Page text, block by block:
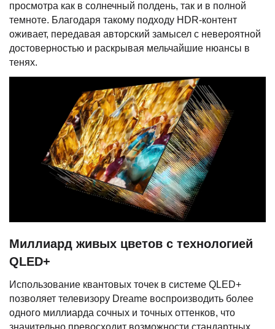
просмотра как в солнечный полдень, так и в полной
темноте. Благодаря такому подходу HDR-контент
оживает, передавая авторский замысел с невероятной
достоверностью и раскрывая мельчайшие нюансы в
тенях.
Миллиард живых цветов с технологией
QLED+
Использование квантовых точек в системе QLED+
позволяет телевизору Dreame воспроизводить более
одного миллиарда сочных и точных оттенков, что
значительно превосходит возможности стандартных